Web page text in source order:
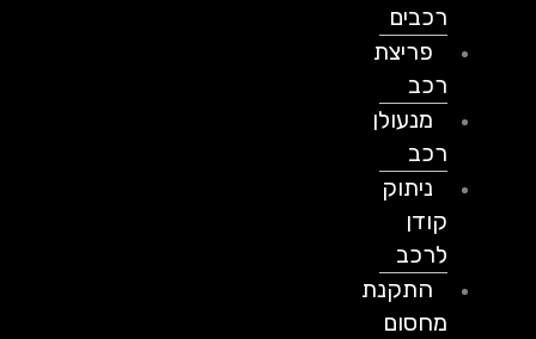
רכבים
פריצת
מנעולן
ניתוק
לרכב
התקנת
מחסום